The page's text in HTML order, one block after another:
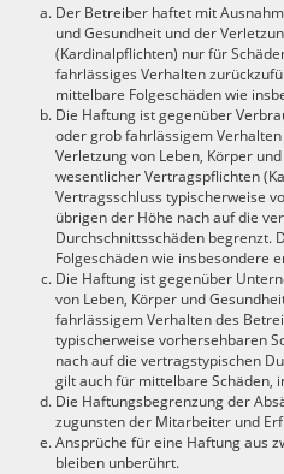
Der Betreiber haftet mit
und Gesundheit und der
(Kardinalpflichten) nur für
fahrlässiges Verhalten
mittelbare Folgeschäden wie
Die Haftung ist gegenüber
oder grob fahrlässigem
Verletzung von Leben, Körper
wesentlicher Vertragspflichten
Vertragsschluss typischerweise
übrigen der Höhe nach auf die
Durchschnittsschäden begrenzt.
Folgeschäden wie insbesondere
Die Haftung ist gegenüber
von Leben, Körper und
fahrlässigem Verhalten des
typischerweise vorhersehbaren
nach auf die vertragstypischen
gilt auch für mittelbare Schäden,
Die Haftungsbegrenzung der
zugunsten der Mitarbeiter und
Ansprüche für eine Haftung aus
bleiben unberührt.